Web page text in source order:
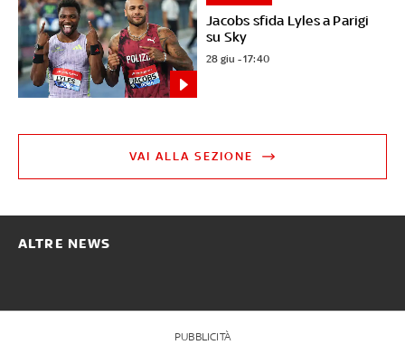
Jacobs sfida Lyles a Parigi
su Sky
28 giu - 17:40
VAI ALLA SEZIONE
ALTRE NEWS
PUBBLICITÀ